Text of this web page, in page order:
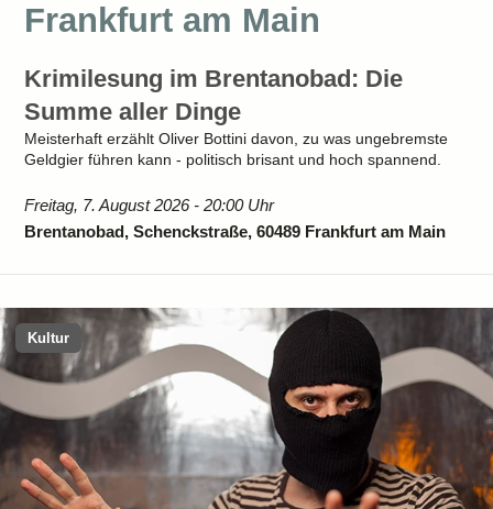
Frankfurt am Main
Krimilesung im Brentanobad: Die
Summe aller Dinge
Meisterhaft erzählt Oliver Bottini davon, zu was ungebremste
Geldgier führen kann - politisch brisant und hoch spannend.
Freitag, 7. August 2026 - 20:00 Uhr
Brentanobad, Schenckstraße, 60489 Frankfurt am Main
Kultur